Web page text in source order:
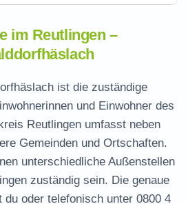
im Reutlingen –
ist die zuständige
und Einwohner des
Reutlingen umfasst neben
Gemeinden und Ortschaften.
unterschiedliche Außenstellen
zuständig sein. Die genaue
du oder telefonisch unter 0800 4